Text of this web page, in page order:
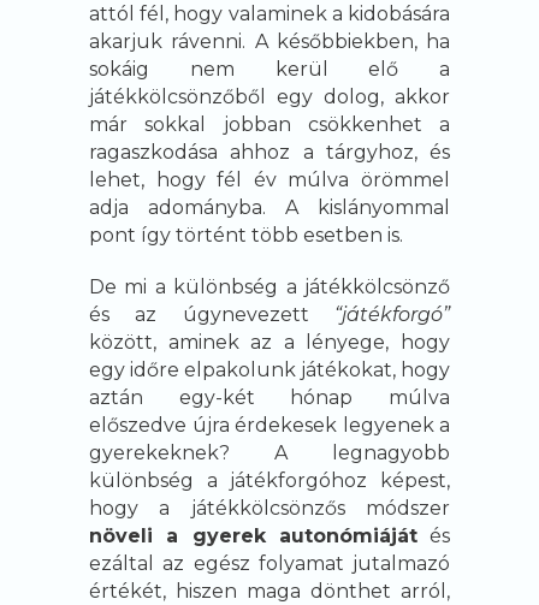
attól fél, hogy valaminek a kidobására
akarjuk rávenni. A későbbiekben, ha
sokáig nem kerül elő a
játékkölcsönzőből egy dolog, akkor
már sokkal jobban csökkenhet a
ragaszkodása ahhoz a tárgyhoz, és
lehet, hogy fél év múlva örömmel
adja adományba. A kislányommal
pont így történt több esetben is.
De mi a különbség a játékkölcsönző
és az úgynevezett “játékforgó”
között, aminek az a lényege, hogy
egy időre elpakolunk játékokat, hogy
aztán egy-két hónap múlva
előszedve újra érdekesek legyenek a
gyerekeknek? A legnagyobb
különbség a játékforgóhoz képest,
hogy a játékkölcsönzős módszer
növeli a gyerek autonómiájátés
ezáltal az egész folyamat jutalmazó
értékét, hiszen maga dönthet arról,